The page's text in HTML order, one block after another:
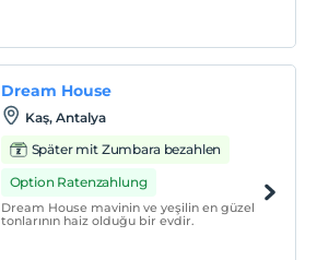
Dream House
Kaş, Antalya
Später mit Zumbara bezahlen
Option Ratenzahlung
Dream House mavinin ve yeşilin en güzel
tonlarının haiz olduğu bir evdir.